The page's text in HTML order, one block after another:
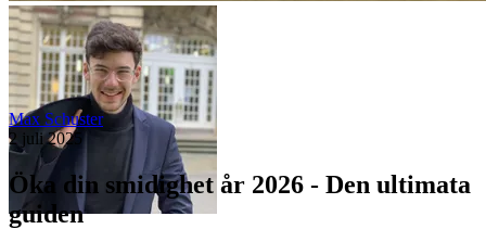
Max Schuster
2 juli 2025
Öka din smidighet år 2026 - Den ultimata
guiden